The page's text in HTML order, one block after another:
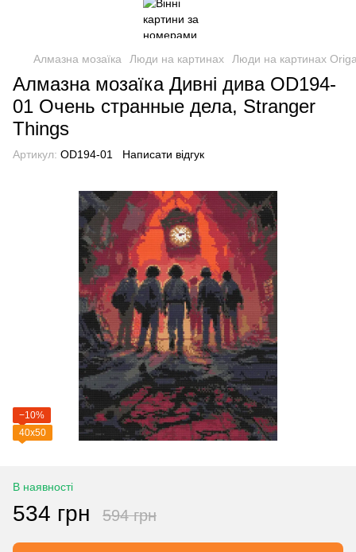
Алмазна мозаїка Люди на картинах Люди на картинах
Алмазна мозаїка Дивні дива OD194-
01 Очень странные дела, Stranger
Things
Артикул: OD194-01 Написати відгук
−10%
40х50
В наявності
534 грн 594 грн